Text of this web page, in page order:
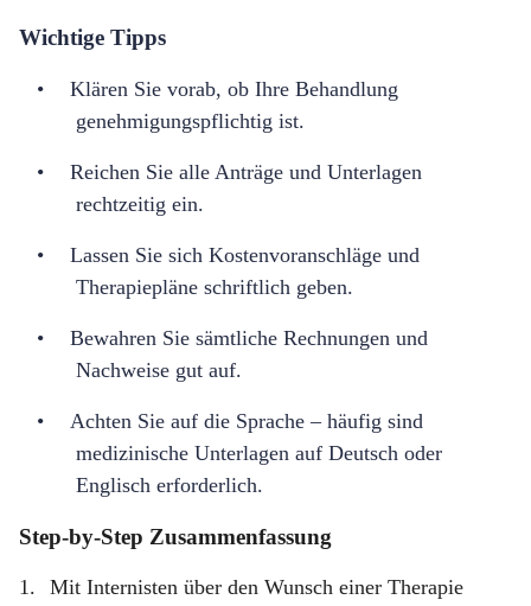
Wichtige Tipps
• Klären Sie vorab, ob Ihre Behandlung
genehmigungspflichtig ist.
• Reichen Sie alle Anträge und Unterlagen
rechtzeitig ein.
• Lassen Sie sich Kostenvoranschläge und
Therapiepläne schriftlich geben.
• Bewahren Sie sämtliche Rechnungen und
Nachweise gut auf.
• Achten Sie auf die Sprache– häufig sind
medizinische Unterlagen auf Deutsch oder
Englisch erforderlich.
Step-by-Step Zusammenfassung
1.
Mit Internisten über den Wunsch einer Therapie